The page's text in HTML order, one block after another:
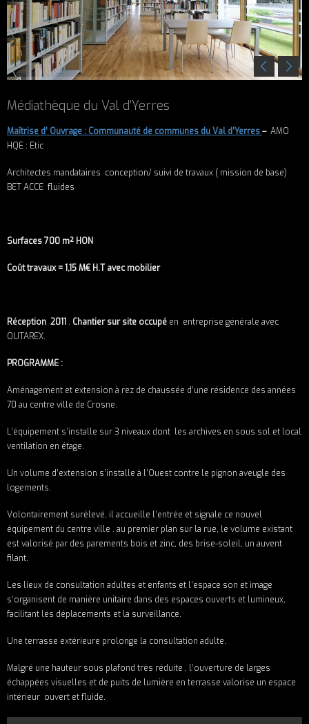
Médiathèque du Val d’Yerres
Maîtrise d’ Ouvrage : Communauté de communes du Val d’Yerres– AMO
HQE : Etic
Architectes mandataires conception/ suivi de travaux ( mission de base)
BET ACCE fluides
Surfaces 700 m² HON
Coût travaux = 1,15 M€ H.T avec mobilier
Réception 2011 . Chantier sur site occupé en entreprise générale avec
OUTAREX.
PROGRAMME :
Aménagement et extension à rez de chaussée d’une résidence des années
70 au centre ville de Crosne.
L’équipement s’installe sur 3 niveaux dont les archives en sous sol et local
ventilation en étage.
Un volume d’extension s’installe à l’Ouest contre le pignon aveugle des
logements.
Volontairement surélevé, il accueille l’entrée et signale ce nouvel
équipement du centre ville . au premier plan sur la rue, le volume existant
est valorisé par des parements bois et zinc, des brise-soleil, un auvent
filant.
Les lieux de consultation adultes et enfants et l’espace son et image
s’organisent de manière unitaire dans des espaces ouverts et lumineux,
facilitant les déplacements et la surveillance.
Une terrasse extérieure prolonge la consultation adulte.
Malgré une hauteur sous plafond très réduite , l’ouverture de larges
échappées visuelles et de puits de lumière en terrasse valorise un espace
intérieur ouvert et fluide.